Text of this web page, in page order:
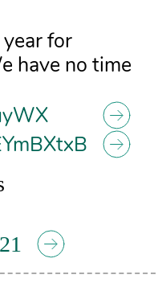
for
have no time